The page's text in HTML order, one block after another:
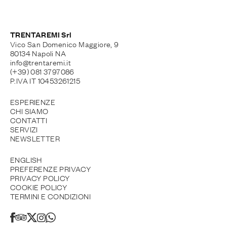
TRENTAREMI Srl
Vico San Domenico Maggiore, 9
80134 Napoli NA
info@trentaremi.it
(+39) 081 3797086
P.IVA IT 10453261215
ESPERIENZE
CHI SIAMO
CONTATTI
SERVIZI
NEWSLETTER
ENGLISH
PREFERENZE PRIVACY
PRIVACY POLICY
COOKIE POLICY
TERMINI E CONDIZIONI